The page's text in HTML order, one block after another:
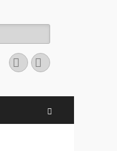
FacebookInstagram